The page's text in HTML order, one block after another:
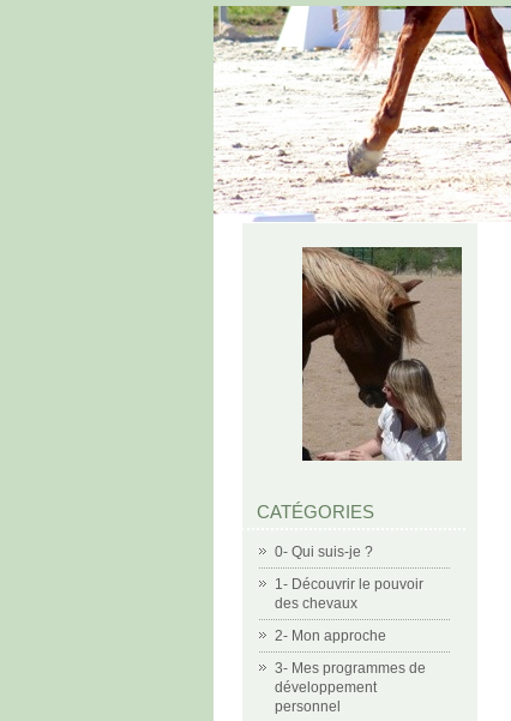
CATÉGORIES
0- Qui suis-je ?
1- Découvrir le pouvoir
des chevaux
2- Mon approche
3- Mes programmes de
développement
personnel